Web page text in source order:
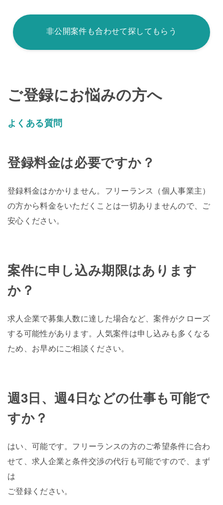
非公開案件も合わせて探してもらう
ご登録にお悩みの方へ
よくある質問
登録料金は必要ですか？
登録料金はかかりません。フリーランス（個人事業主）
の方から料金をいただくことは一切ありませんので、ご
安心ください。
案件に申し込み期限はあります
か？
求人企業で募集人数に達した場合など、案件がクローズ
する可能性があります。人気案件は申し込みも多くなる
ため、お早めにご相談ください。
週3日、週4日などの仕事も可能で
すか？
はい、可能です。フリーランスの方のご希望条件に合わ
せて、求人企業と条件交渉の代行も可能ですので、まず
は
ご登録ください。